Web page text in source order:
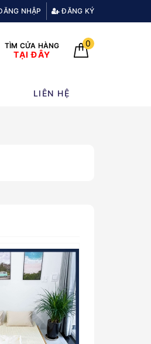
NHẬP ĐĂNG KÝ
TÌM CỬA HÀNG
TẠI ĐÂY
0
LIÊN HỆ